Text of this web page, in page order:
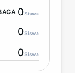
0Siswa
0Siswa
0Siswa